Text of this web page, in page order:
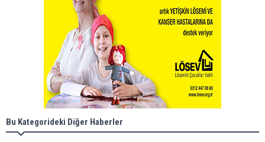
Bu Kategorideki Diğer Haberler